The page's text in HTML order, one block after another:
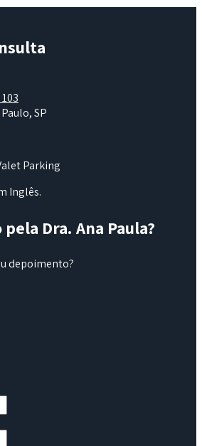
SP
Parking
Inglês.
Dra. Ana Paula?
depoimento?